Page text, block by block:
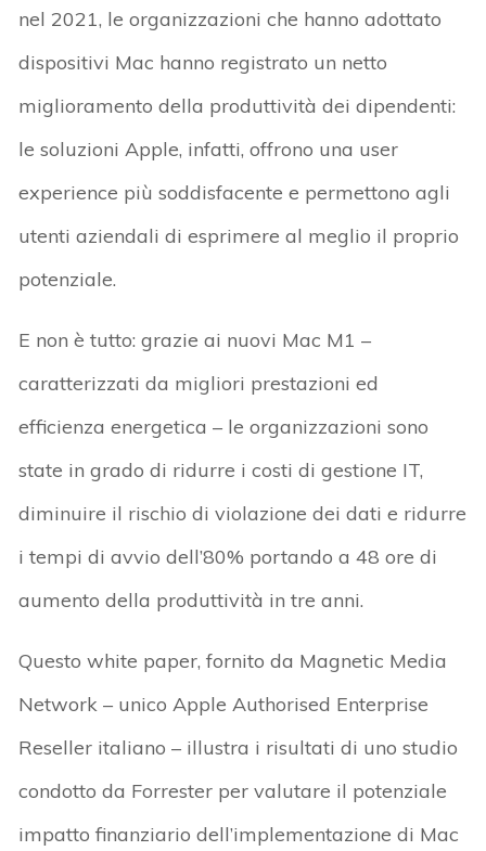
nel 2021, le organizzazioni che hanno adottato
dispositivi Mac hanno registrato un netto
miglioramento della produttività dei dipendenti:
le soluzioni Apple, infatti, offrono una user
experience più soddisfacente e permettono agli
utenti aziendali di esprimere al meglio il proprio
potenziale.
E non è tutto: grazie ai nuovi Mac M1 –
caratterizzati da migliori prestazioni ed
efficienza energetica – le organizzazioni sono
state in grado di ridurre i costi di gestione IT,
diminuire il rischio di violazione dei dati e ridurre
i tempi di avvio dell’80% portando a 48 ore di
aumento della produttività in tre anni.
Questo white paper, fornito da Magnetic Media
Network – unico Apple Authorised Enterprise
Reseller italiano – illustra i risultati di uno studio
condotto da Forrester per valutare il potenziale
impatto finanziario dell’implementazione di Mac